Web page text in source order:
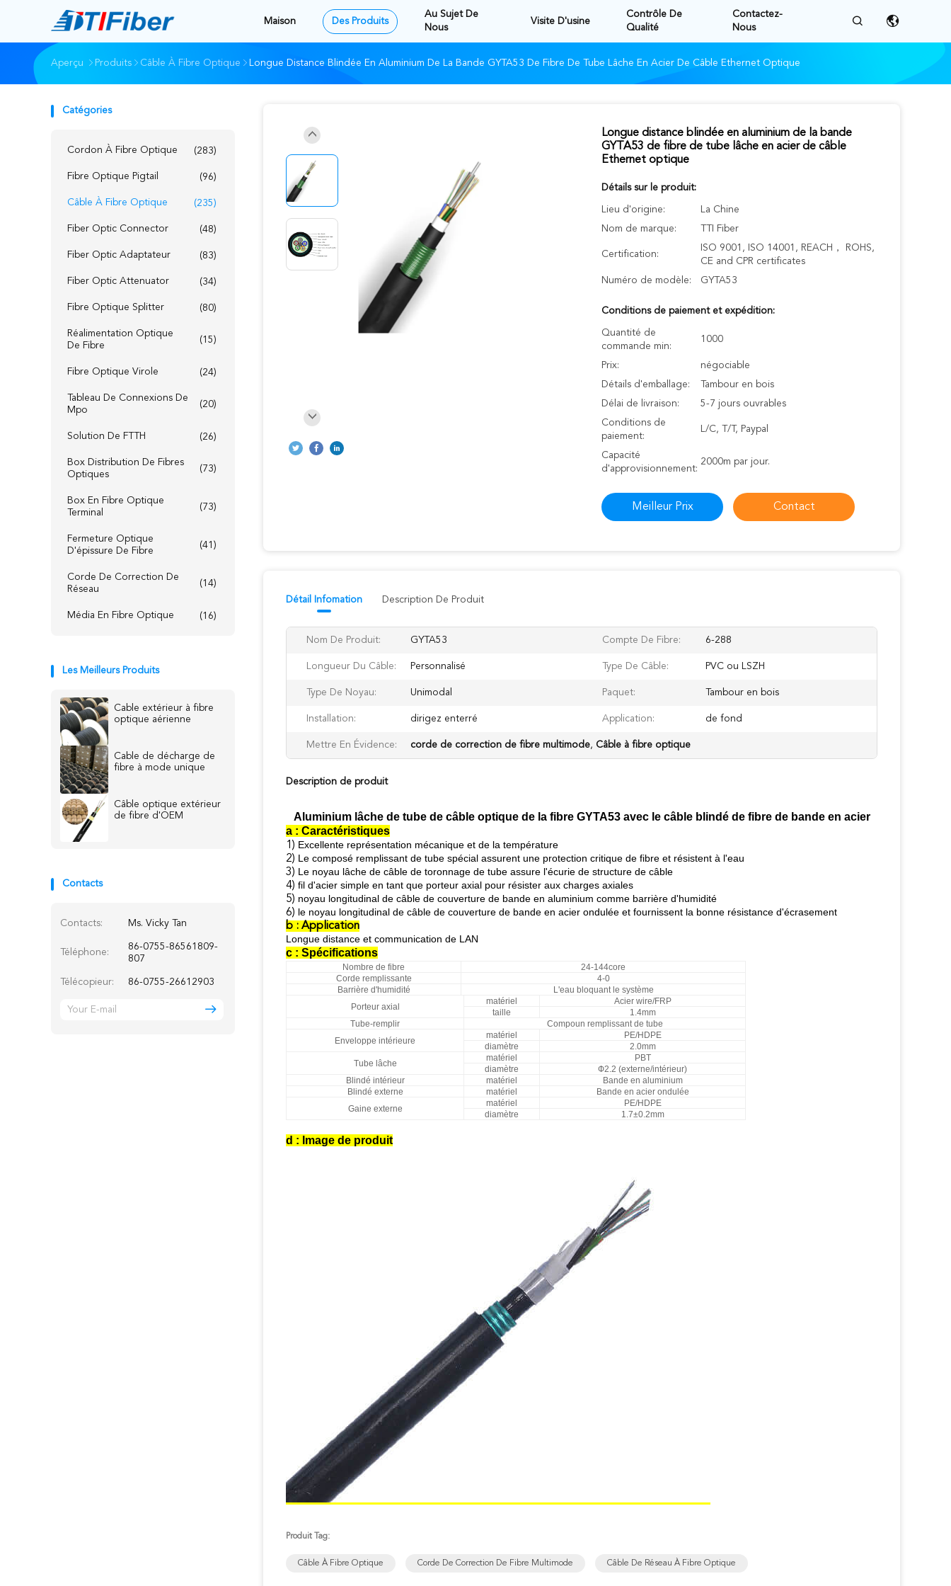
Maison Des Produits
Au Sujet De
Nous
Visite D'usine
Contrôle De
Qualité
Contactez-
Nous
Aperçu Produits Câble À Fibre Optique Longue Distance Blindée En Aluminium De La Bande GYTA53 De Fibre De Tube Lâche En Acier De Câble Ethernet Optique
Catégories
Cordon À Fibre Optique (283)
Fibre Optique Pigtail (96)
Câble À Fibre Optique (235)
Fiber Optic Connector (48)
Fiber Optic Adaptateur (83)
Fiber Optic Attenuator (34)
Fibre Optique Splitter (80)
Réalimentation Optique
De Fibre
(15)
Fibre Optique Virole (24)
Tableau De Connexions De
Mpo
(20)
Solution De FTTH (26)
Box Distribution De Fibres
Optiques
(73)
Box En Fibre Optique
Terminal
(73)
Fermeture Optique
D'épissure De Fibre
(41)
Corde De Correction De
Réseau
(14)
Média En Fibre Optique (16)
Les Meilleurs Produits
Cable extérieur à fibre
optique aérienne
Cable de décharge de
fibre à mode unique
Câble optique extérieur
de fibre d'OEM
Contacts
Contacts: Ms. Vicky Tan
Téléphone:
86-0755-86561809-
807
Télécopieur: 86-0755-26612903
Longue distance blindée en aluminium de la bande
GYTA53 de fibre de tube lâche en acier de câble
Ethernet optique
Détails sur le produit:
Lieu d'origine:
La Chine
Nom de marque:
TTI Fiber
Certification:
ISO 9001, ISO 14001, REACH， ROHS,
CE and CPR certificates
Numéro de modèle:
GYTA53
Conditions de paiement et expédition:
Quantité de
commande min:
1000
Prix:
négociable
Détails d'emballage:
Tambour en bois
Délai de livraison:
5-7 jours ouvrables
Conditions de
paiement:
L/C, T/T, Paypal
Capacité
d'approvisionnement:
2000m par jour.
Meilleur Prix Contact
Détail Infomation Description De Produit
Nom De Produit: GYTA53 Compte De Fibre: 6-288
Longueur Du Câble: Personnalisé Type De Câble: PVC ou LSZH
Type De Noyau: Unimodal Paquet: Tambour en bois
Installation: dirigez enterré Application: de fond
Mettre En Évidence: corde de correction de fibre multimode, Câble à fibre optique
Description de produit
Aluminium lâche de tube de câble optique de la fibre GYTA53 avec le câble blindé de fibre de bande en acier
a : Caractéristiques
1) Excellente représentation mécanique et de la température
2) Le composé remplissant de tube spécial assurent une protection critique de fibre et résistent à l'eau
3) Le noyau lâche de câble de toronnage de tube assure l'écurie de structure de câble
4) fil d'acier simple en tant que porteur axial pour résister aux charges axiales
5) noyau longitudinal de câble de couverture de bande en aluminium comme barrière d'humidité
6) le noyau longitudinal de câble de couverture de bande en acier ondulée et fournissent la bonne résistance d'écrasement
b : Application
Longue distance et communication de LAN
c : Spécifications
Nombre de fibre
24-144core
Corde remplissante
4-0
Barrière d'humidité
L'eau bloquant le système
Porteur axial
matériel
Acier wire/FRP
taille
1.4mm
Tube-remplir
Compoun remplissant de tube
Enveloppe intérieure
matériel
PE/HDPE
diamètre
2.0mm
Tube lâche
matériel
PBT
diamètre
Ф2.2 (externe/intérieur)
Blindé intérieur
matériel
Bande en aluminium
Blindé externe
matériel
Bande en acier ondulée
Gaine externe
matériel
PE/HDPE
diamètre
1.7±0.2mm
d : Image de produit
Produit Tag:
Câble À Fibre Optique Corde De Correction De Fibre Multimode Câble De Réseau À Fibre Optique